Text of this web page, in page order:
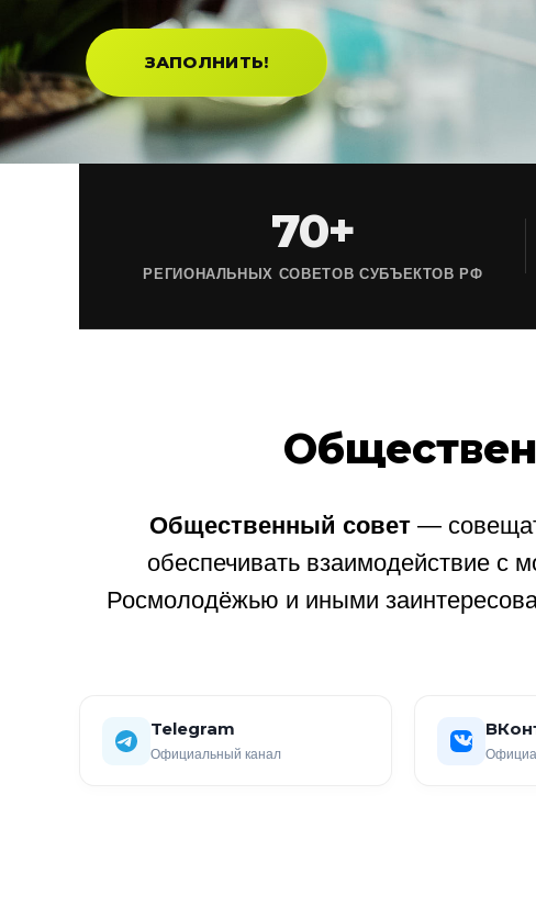
ЗАПОЛНИТЬ!
70+
РЕГИОНАЛЬНЫХ СОВЕТОВ СУБЪЕКТОВ РФ
Общественный совет—
обеспечивать взаимодействие
Росмолодёжью и иными
Telegram
Официальный канал